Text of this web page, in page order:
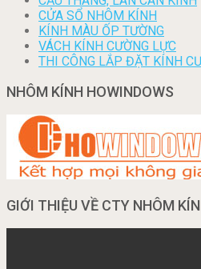
CỬA SỔ NHÔM KÍNH
KÍNH MÀU ỐP TƯỜNG
VÁCH KÍNH CƯỜNG LỰC
THI CÔNG LẮP ĐẶT KÍNH
NHÔM KÍNH HOWINDOWS
GIỚI THIỆU VỀ CTY NHÔM